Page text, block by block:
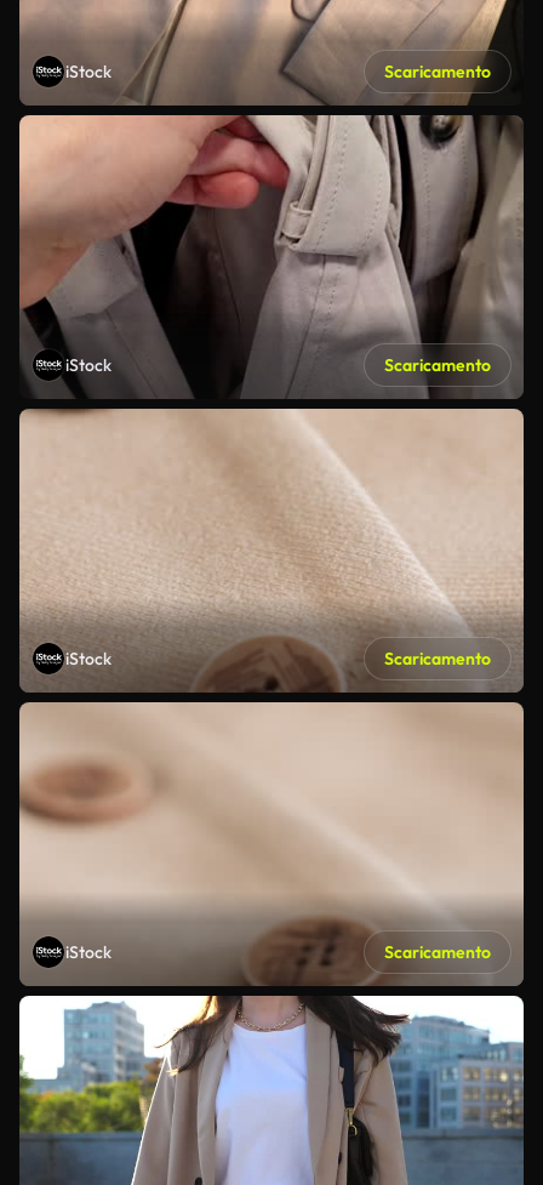
iStock Scaricamento
iStock Scaricamento
iStock Scaricamento
iStock Scaricamento